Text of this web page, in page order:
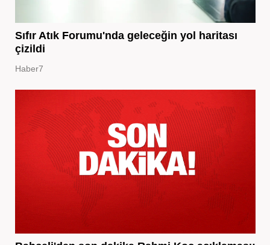
Sıfır Atık Forumu'nda geleceğin yol haritası
çizildi
Haber7